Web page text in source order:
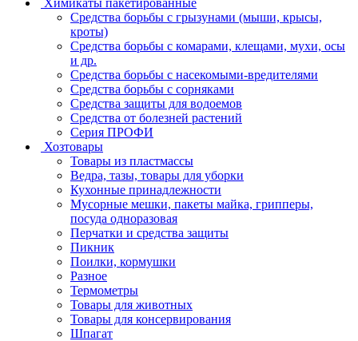
Средства борьбы с грызунами (мыши, крысы,
кроты)
Средства борьбы с комарами, клещами, мухи, осы
и др.
Средства борьбы с насекомыми-вредителями
Средства борьбы с сорняками
Средства защиты для водоемов
Средства от болезней растений
Серия ПРОФИ
Хозтовары
Товары из пластмассы
Ведра, тазы, товары для уборки
Кухонные принадлежности
Мусорные мешки, пакеты майка, грипперы,
посуда одноразовая
Перчатки и средства защиты
Пикник
Поилки, кормушки
Разное
Термометры
Товары для животных
Товары для консервирования
Шпагат